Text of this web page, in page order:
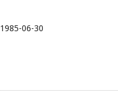
1985-06-30